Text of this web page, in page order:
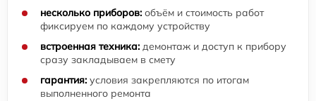
несколько приборов: объём и стоимость работ
фиксируем по каждому устройству
встроенная техника: демонтаж и доступ к прибору
сразу закладываем в смету
гарантия: условия закрепляются по итогам
выполненного ремонта